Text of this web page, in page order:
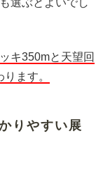
選ぶとよいでし
キ350mと天望回
ます。
りやすい展